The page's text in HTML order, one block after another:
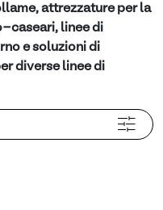
attrezzature per la
caseari, linee di
e soluzioni di
diverse linee di